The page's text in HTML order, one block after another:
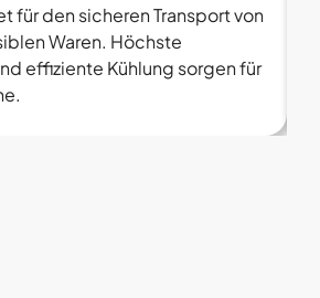
für den sicheren Transport von
Waren. Höchste
effiziente Kühlung sorgen für